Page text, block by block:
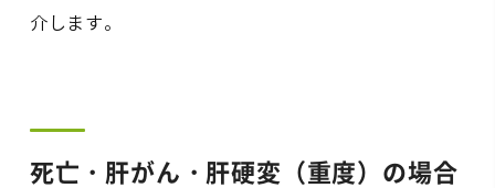
介します。
死亡・肝がん・肝硬変（重度）の場合